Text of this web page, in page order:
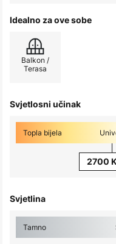
Idealno za ove sobe
Balkon /
Terasa
Svjetlosni učinak
Topla bijela
2700
Svjetlina
Tamno